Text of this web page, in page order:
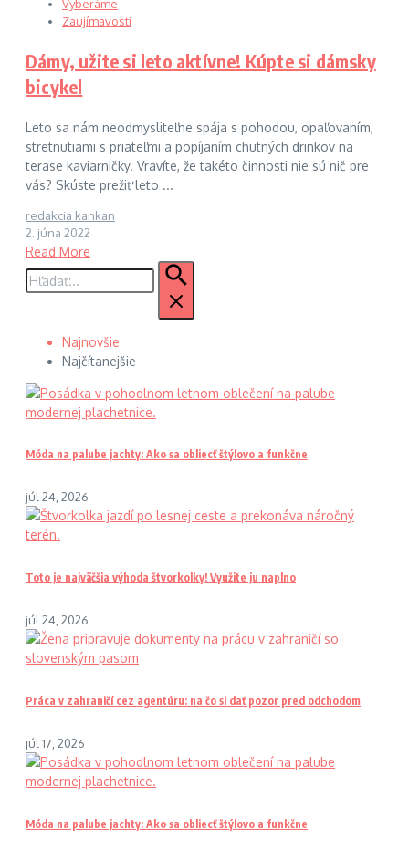
Vyberáme
Zaujímavosti
Dámy, užite si leto aktívne! Kúpte si dámsky
bicykel
Leto sa nám neodmysliteľne spája s pohodou, opaľovaním,
stretnutiami s priateľmi a popíjaním chutných drinkov na
terase kaviarničky. Vravíte, že takéto činnosti nie sú nič pre
vás? Skúste prežiť leto ...
redakcia kankan
2. júna 2022
Read More
Hľadať:
Najnovšie
Najčítanejšie
Móda na palube jachty: Ako sa obliecť štýlovo a funkčne
júl 24, 2026
Toto je najväčšia výhoda štvorkolky! Využite ju naplno
júl 24, 2026
Práca v zahraničí cez agentúru: na čo si dať pozor pred odchodom
júl 17, 2026
Móda na palube jachty: Ako sa obliecť štýlovo a funkčne